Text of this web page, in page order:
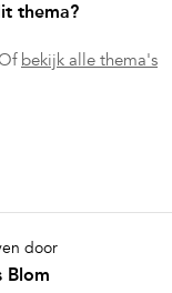
thema?
bekijk alle thema's
door
Blom